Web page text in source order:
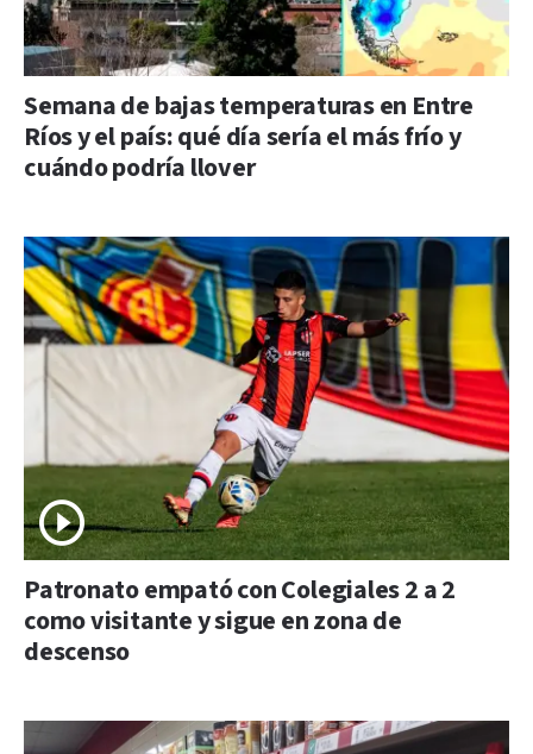
Semana de bajas temperaturas en Entre
Ríos y el país: qué día sería el más frío y
cuándo podría llover
Patronato empató con Colegiales 2 a 2
como visitante y sigue en zona de
descenso